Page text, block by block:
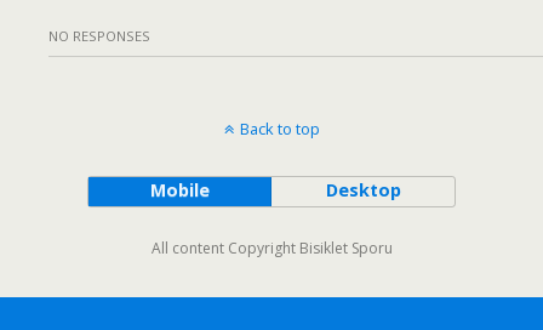
NO RESPONSES
Back to top
Mobile Desktop
All content Copyright Bisiklet Sporu